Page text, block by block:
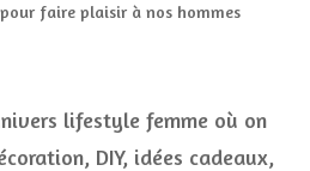
pour faire plaisir à nos hommes
lifestyle femme où on
DIY, idées cadeaux,